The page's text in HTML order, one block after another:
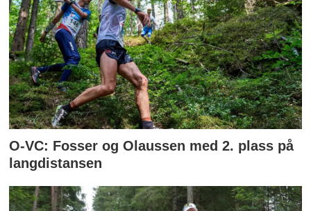
O-VC: Fosser og Olaussen med 2. plass på
langdistansen